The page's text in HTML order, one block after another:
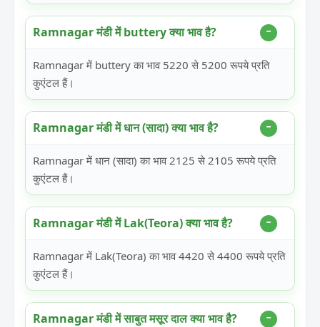
Ramnagar मंडी में buttery क्या भाव है?
Ramnagar में buttery का भाव 5220 से 5200 रूपये प्रति
कुएंटल हैं।
Ramnagar मंडी में धान (सादा) क्या भाव है?
Ramnagar में धान (सादा) का भाव 2125 से 2105 रूपये प्रति
कुएंटल हैं।
Ramnagar मंडी में Lak(Teora) क्या भाव है?
Ramnagar में Lak(Teora) का भाव 4420 से 4400 रूपये प्रति
कुएंटल हैं।
Ramnagar मंडी में साबुत मसूर दाल क्या भाव है?